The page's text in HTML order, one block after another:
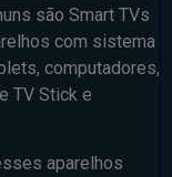
são Smart TVs
com sistema
computadores,
TV Stick e
aparelhos